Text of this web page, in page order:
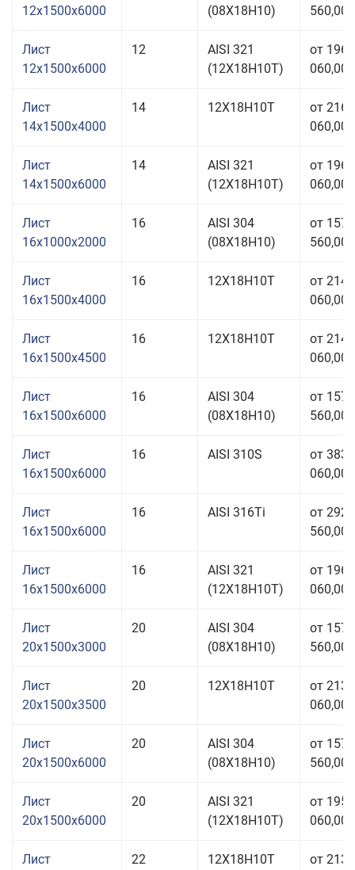
12x1500x6000
(08Х18Н10)
560,00
Лист
12x1500x6000
12
AISI 321
(12Х18Н10Т)
от 196
060,00
Лист
14x1500x4000
14 12Х18Н10Т
от 216
060,00
Лист
14x1500x6000
14
AISI 321
(12Х18Н10Т)
от 196
060,00
Лист
16x1000x2000
16
AISI 304
(08Х18Н10)
от 157
560,00
Лист
16x1500x4000
16 12Х18Н10Т
от 214
060,00
Лист
16x1500x4500
16 12Х18Н10Т
от 214
060,00
Лист
16x1500x6000
16
AISI 304
(08Х18Н10)
от 157
560,00
Лист
16x1500x6000
16 AISI 310S
от 383
060,00
Лист
16x1500x6000
16 AISI 316Ti
от 292
560,00
Лист
16x1500x6000
16
AISI 321
(12Х18Н10Т)
от 196
060,00
Лист
20x1500x3000
20
AISI 304
(08Х18Н10)
от 157
560,00
Лист
20x1500x3500
20 12Х18Н10Т
от 213
060,00
Лист
20x1500x6000
20
AISI 304
(08Х18Н10)
от 157
560,00
Лист
20x1500x6000
20
AISI 321
(12Х18Н10Т)
от 195
060,00
Лист
22 12Х18Н10Т
от 213